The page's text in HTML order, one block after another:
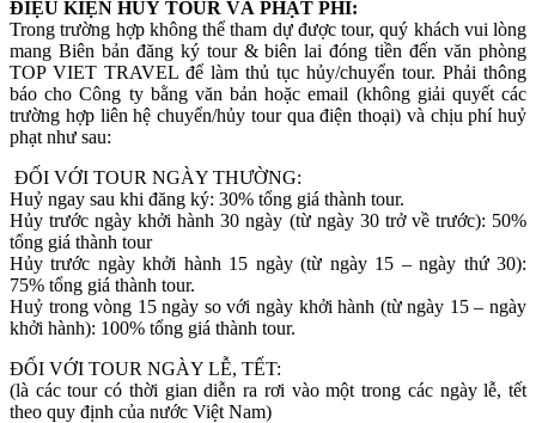
ĐIỆU KIỆN HUỶ TOUR VÀ PHẠT PHÍ:
Trong trường hợp không thể tham dự được tour, quý khách vui lòng
mang Biên bản đăng ký tour & biên lai đóng tiền đến văn phòng
TOP VIET TRAVEL để làm thủ tục hủy/chuyển tour. Phải thông
báo cho Công ty bằng văn bản hoặc email (không giải quyết các
trường hợp liên hệ chuyển/hủy tour qua điện thoại) và chịu phí huỷ
phạt như sau:
ĐỐI VỚI TOUR NGÀY THƯỜNG:
Huỷ ngay sau khi đăng ký: 30% tổng giá thành tour.
Hủy trước ngày khởi hành 30 ngày (từ ngày 30 trở về trước): 50%
tổng giá thành tour
Hủy trước ngày khởi hành 15 ngày (từ ngày 15 – ngày thứ 30):
75% tổng giá thành tour.
Huỷ trong vòng 15 ngày so với ngày khởi hành (từ ngày 15 – ngày
khởi hành): 100% tổng giá thành tour.
ĐỐI VỚI TOUR NGÀY LỄ, TẾT:
(là các tour có thời gian diễn ra rơi vào một trong các ngày lễ, tết
theo quy định của nước Việt Nam)